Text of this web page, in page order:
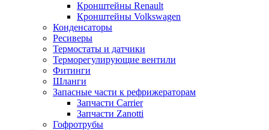
Кронштейны Renault
Кронштейны Volkswagen
Конденсаторы
Ресиверы
Термостаты и датчики
Терморегулирующие вентили
Фитинги
Шланги
Запасные части к рефрижераторам
Запчасти Carrier
Запчасти Zanotti
Гофротрубы